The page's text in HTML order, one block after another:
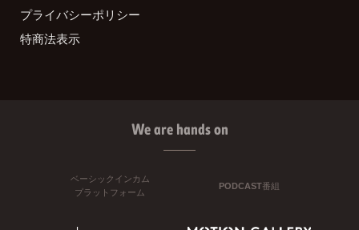
プライバシーポリシー
特商法表示
We are hands on
ベーシックインカム
プラットフォーム
PODCAST番組